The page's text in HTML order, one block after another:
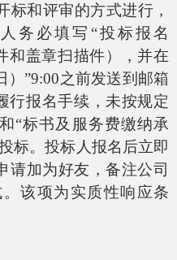
标和评审的方式进行，
务必填写“投标报名
和盖章扫描件），并在
）”9:00之前发送到邮箱
行报名手续，未按规定
“标书及服务费缴纳承
标。投标人报名后立即
请加为好友，备注公司
该项为实质性响应条